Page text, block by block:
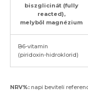
biszglicinát (fully
reacted),
melyből magnézium
B6-vitamin
(piridoxin-hidroklorid)
NRV%: napi beviteli